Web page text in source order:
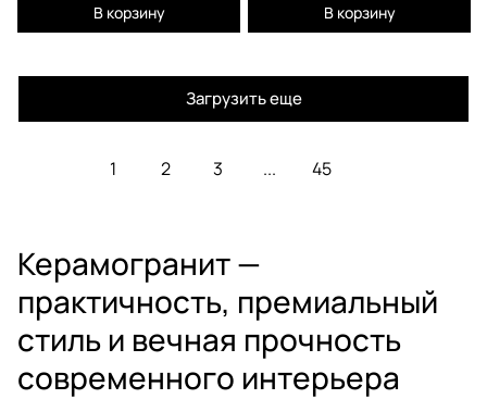
В корзину В корзину
Загрузить еще
1 2 3 ... 45
Керамогранит —
практичность, премиальный
стиль и вечная прочность
современного интерьера